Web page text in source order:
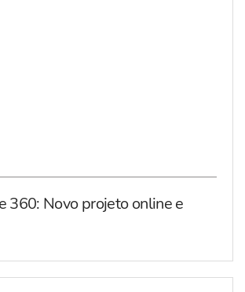
360: Novo projeto online e